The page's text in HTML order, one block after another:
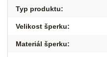
Typ produktu:
Velikost šperku:
Materiál šperku: